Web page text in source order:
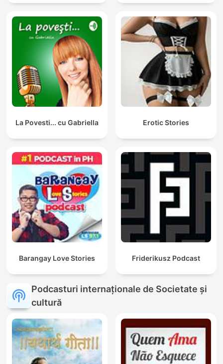
Paleologu și Răzvan Ioan
La Povesti... cu Gabriella Erotic Stories
Barangay Love Stories Friderikusz Podcast
Podcasturi internaționale de Societate și
cultură